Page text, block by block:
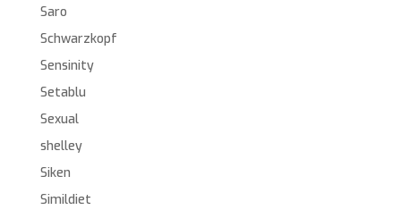
Saro
Schwarzkopf
Sensinity
Setablu
Sexual
shelley
Siken
Simildiet